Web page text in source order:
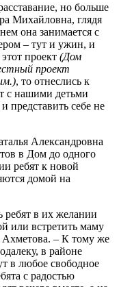
но больше
Михайловна, глядя
она занимается с
– тут и ужин, и
проект (Дом
проект
, то отнеслись к
с нашими детьми
представить себе не
Александровна
в Дом до одного
ребят к новой
домой на
в их желании
или встретить маму
Ахметова. – К тому же
в районе
в любое свободное
с радостью